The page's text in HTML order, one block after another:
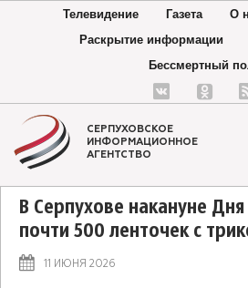
Телевидение Газета О
Раскрытие информации
Бессмертный
СЕРПУХОВСКОЕ
ИНФОРМАЦИОННОЕ
АГЕНТСТВО
В Серпухове накануне
почти 500 ленточек с
11 ИЮНЯ 2026